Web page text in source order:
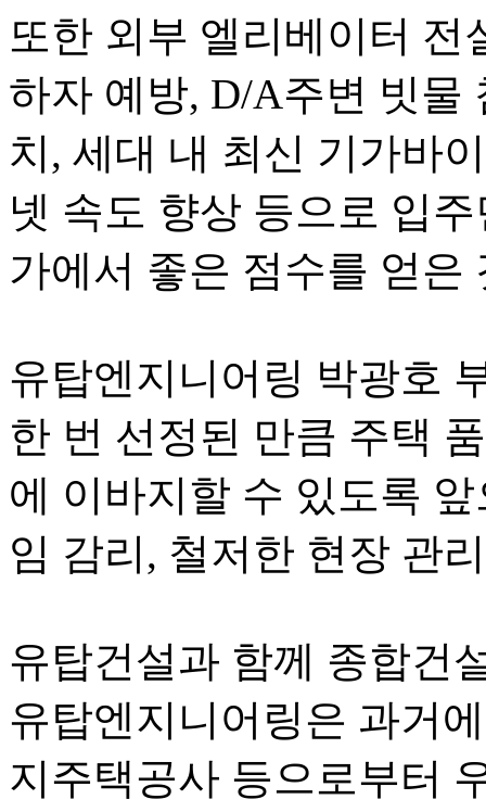
또한 외부 엘리베이터
하자 예방, D/A주변 빗물
치, 세대 내 최신 기가바
넷 속도 향상 등으로 입
가에서 좋은 점수를 얻은
유탑엔지니어링 박광호
한 번 선정된 만큼 주택
에 이바지할 수 있도록
임 감리, 철저한 현장 관
유탑건설과 함께 종합건
유탑엔지니어링은 과거
지주택공사 등으로부터